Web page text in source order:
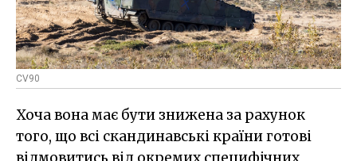
CV90
Хоча вона має бути знижена за рахунок
того, що всі скандинавські країни готові